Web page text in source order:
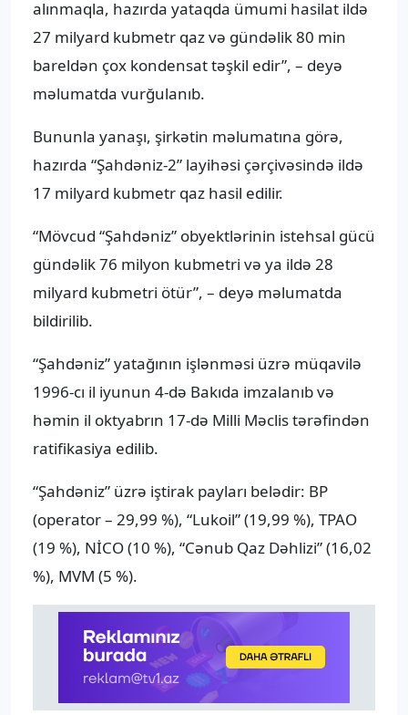
alınmaqla, hazırda yataqda ümumi hasilat ildə
27 milyard kubmetr qaz və gündəlik 80 min
bareldən çox kondensat təşkil edir”, – deyə
məlumatda vurğulanıb.
Bununla yanaşı, şirkətin məlumatına görə,
hazırda “Şahdəniz-2” layihəsi çərçivəsində ildə
17 milyard kubmetr qaz hasil edilir.
“Mövcud “Şahdəniz” obyektlərinin istehsal gücü
gündəlik 76 milyon kubmetri və ya ildə 28
milyard kubmetri ötür”, – deyə məlumatda
bildirilib.
“Şahdəniz” yatağının işlənməsi üzrə müqavilə
1996-cı il iyunun 4-də Bakıda imzalanıb və
həmin il oktyabrın 17-də Milli Məclis tərəfindən
ratifikasiya edilib.
“Şahdəniz” üzrə iştirak payları belədir: BP
(operator – 29,99 %), “Lukoil” (19,99 %), TPAO
(19 %), NİCO (10 %), “Cənub Qaz Dəhlizi” (16,02
%), MVM (5 %).